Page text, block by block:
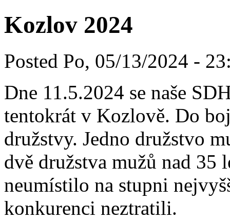
Kozlov 2024
Posted Po, 05/13/2024 -
Dne 11.5.2024 se naše
tentokrát v Kozlově. Do
družstvy. Jedno družstvo
dvě družstva mužů nad 35
neumístilo na stupni
konkurenci neztratili.